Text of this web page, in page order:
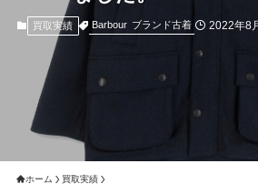
買取実績 Barbour ブランド古着 2022年8
ホーム 買取実績